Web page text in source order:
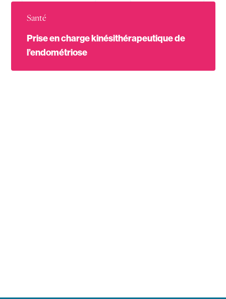
Santé
Prise en charge kinésithérapeutique de
l’endométriose